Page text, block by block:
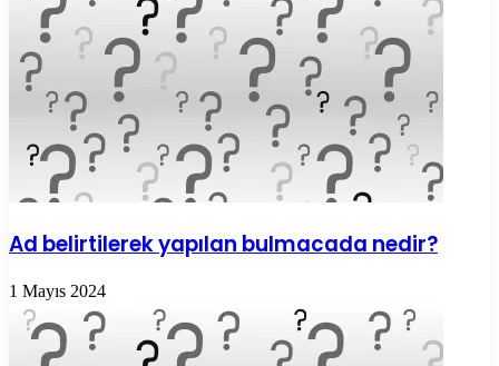
Ad belirtilerek yapılan bulmacada nedir?
1 Mayıs 2024